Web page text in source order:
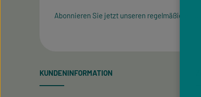
Abonnieren Sie jetzt unseren regelmäßig
KUNDENINFORMATION